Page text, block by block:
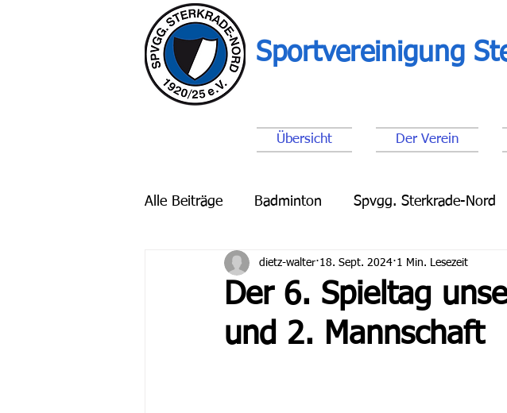
Sportvereinigung
Übersicht Der Verein
Alle Beiträge Badminton Spvgg. Sterkrade-Nord
Breitensport Schach Leichtathletik
Der 6. Spieltag
und 2. Mannschaft
dietz-walter 18. Sept. 2024 1 Min. Lesezeit